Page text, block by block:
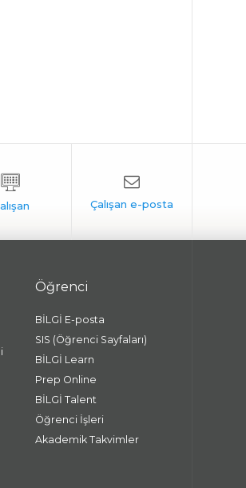
Öğrenci
BİLGİ E-posta
SIS (Öğrenci Sayfaları)
BİLGİ Learn
Prep Online
BİLGİ Talent
Öğrenci İşleri
Akademik Takvimler